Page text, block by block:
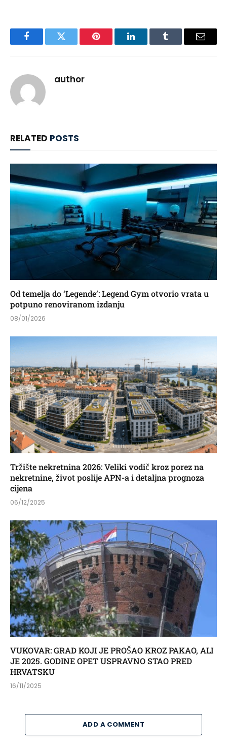
FacebookTwitter Pinterest LinkedInTumblr Email
author
RELATED POSTS
Od temelja do ‘Legende’: Legend Gym otvorio vrata u
potpuno renoviranom izdanju
08/01/2026
Tržište nekretnina 2026: Veliki vodič kroz porez na
nekretnine, život poslije APN-a i detaljna prognoza
cijena
06/12/2025
VUKOVAR: GRAD KOJI JE PROŠAO KROZ PAKAO, ALI
JE 2025. GODINE OPET USPRAVNO STAO PRED
HRVATSKU
16/11/2025
ADD A COMMENT